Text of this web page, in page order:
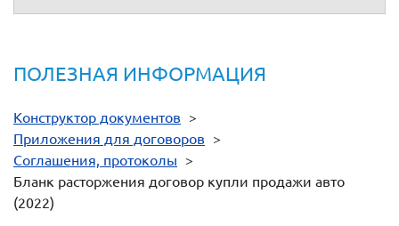
ПОЛЕЗНАЯ ИНФОРМАЦИЯ
Конструктор документов >
Приложения для договоров >
Соглашения, протоколы >
Бланк расторжения договор купли продажи авто
(2022)